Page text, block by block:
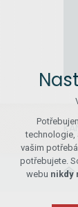
technologie,
vašim
potřebujete.
webu nikdy